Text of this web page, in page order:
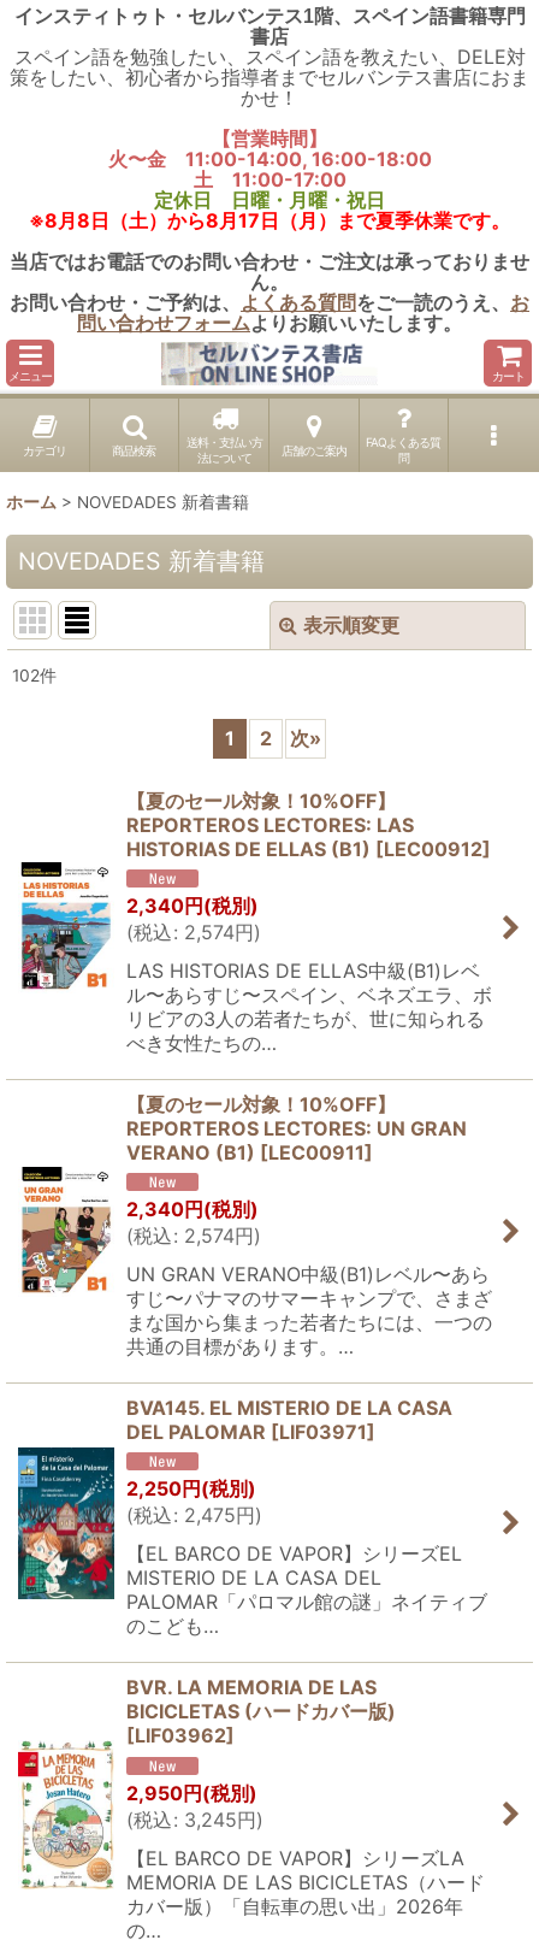
インスティトゥト・セルバンテス1階、スペイン語書籍専門
書店
スペイン語を勉強したい、スペイン語を教えたい、DELE対
策をしたい、初心者から指導者までセルバンテス書店におま
かせ！
【営業時間】
火〜金 11:00-14:00, 16:00-18:00
土 11:00-17:00
定休日 日曜・月曜・祝日
※8月8日（土）から8月17日（月）まで夏季休業です。
当店ではお電話でのお問い合わせ・ご注文は承っておりませ
ん。
お問い合わせ・ご予約は、 よくある質問をご一読のうえ、 お
問い合わせフォームよりお願いいたします。
メニュー カート
カテゴリ 商品検索
送料・支払い方
法について
店舗のご案内
FAQよくある質
問
ホーム > NOVEDADES 新着書籍
NOVEDADES 新着書籍
表示順変更
絞り込む
102件
1 2 次»
【夏のセール対象！10%OFF】
REPORTEROS LECTORES: LAS
HISTORIAS DE ELLAS (B1) [LEC00912]
2,340円 (税別)
(税込: 2,574円)
LAS HISTORIAS DE ELLAS中級(B1)レベ
ル〜あらすじ〜スペイン、ベネズエラ、ボ
リビアの3人の若者たちが、世に知られる
べき女性たちの…
【夏のセール対象！10%OFF】
REPORTEROS LECTORES: UN GRAN
VERANO (B1) [LEC00911]
2,340円 (税別)
(税込: 2,574円)
UN GRAN VERANO中級(B1)レベル〜あら
すじ〜パナマのサマーキャンプで、さまざ
まな国から集まった若者たちには、一つの
共通の目標があります。…
BVA145. EL MISTERIO DE LA CASA
DEL PALOMAR [LIF03971]
2,250円 (税別)
(税込: 2,475円)
【EL BARCO DE VAPOR】シリーズEL
MISTERIO DE LA CASA DEL
PALOMAR「パロマル館の謎」ネイティブ
のこども…
BVR. LA MEMORIA DE LAS
BICICLETAS (ハードカバー版)
[LIF03962]
2,950円(税別)
(税込: 3,245円)
【EL BARCO DE VAPOR】シリーズLA
MEMORIA DE LAS BICICLETAS（ハード
カバー版）「自転車の思い出」2026年
の…